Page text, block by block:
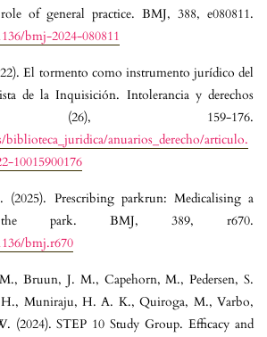
of general practice. BMJ, 388, e080811.
bmj-2024-080811
El tormento como instrumento jurídico del
de la Inquisición. Intolerancia y derechos
(26), 159-176.
anuarios_derecho/articulo.
10015900176
(2025). Prescribing parkrun: Medicalising a
park. BMJ, 389, r670.
bmj.r670
Bruun, J. M., Capehorn, M., Pedersen, S.
Muniraju, H. A. K., Quiroga, M., Varbo,
STEP 10 Study Group. Efficacy and